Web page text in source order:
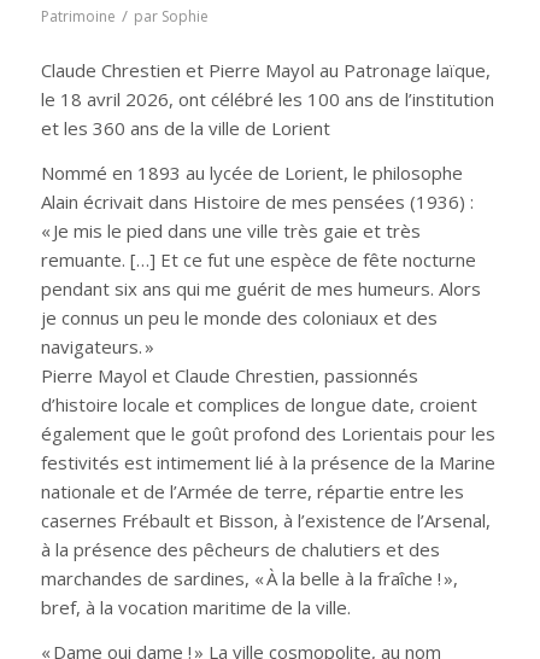
Patrimoine / par Sophie
Claude Chrestien et Pierre Mayol au Patronage laïque,
le 18 avril 2026, ont célébré les 100 ans de l’institution
et les 360 ans de la ville de Lorient
Nommé en 1893 au lycée de Lorient, le philosophe
Alain écrivait dans Histoire de mes pensées (1936) :
« Je mis le pied dans une ville très gaie et très
remuante. […] Et ce fut une espèce de fête nocturne
pendant six ans qui me guérit de mes humeurs. Alors
je connus un peu le monde des coloniaux et des
navigateurs. »
Pierre Mayol et Claude Chrestien, passionnés
d’histoire locale et complices de longue date, croient
également que le goût profond des Lorientais pour les
festivités est intimement lié à la présence de la Marine
nationale et de l’Armée de terre, répartie entre les
casernes Frébault et Bisson, à l’existence de l’Arsenal,
à la présence des pêcheurs de chalutiers et des
marchandes de sardines, « À la belle à la fraîche ! »,
bref, à la vocation maritime de la ville.
« Dame oui dame ! » La ville cosmopolite, au nom